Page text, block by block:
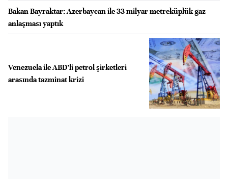
Bakan Bayraktar: Azerbaycan ile 33 milyar metreküplük gaz
anlaşması yaptık
Venezuela ile ABD’li petrol şirketleri
arasında tazminat krizi